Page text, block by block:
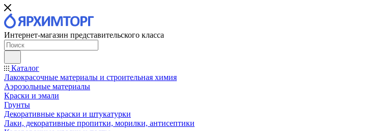
Интернет-магазин представительского класса
Каталог
Лакокрасочные материалы и строительная химия
Аэрозольные материалы
Краски и эмали
Грунты
Декоративные краски и штукатурки
Лаки, декоративные пропитки, морилки, антисептики